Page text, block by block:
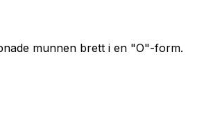
munnen brett i en "O"-form.